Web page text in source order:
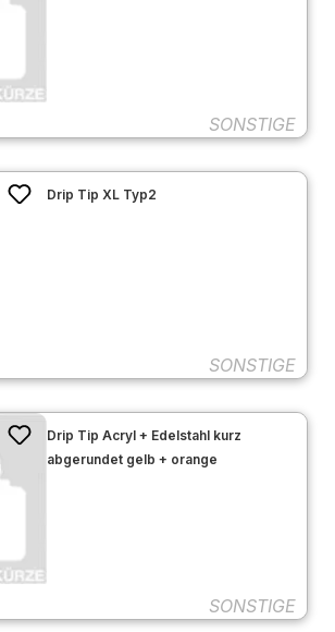
SONSTIGE
Drip Tip XL Typ2
SONSTIGE
Drip Tip Acryl + Edelstahl kurz
abgerundet gelb + orange
SONSTIGE